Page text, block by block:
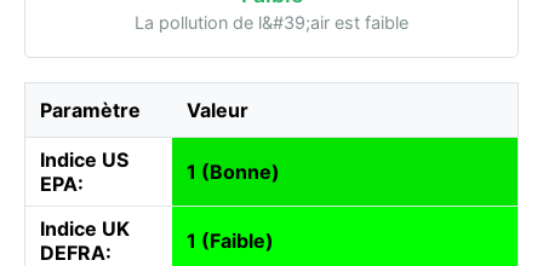
La pollution de l&#39;air est faible
Paramètre Valeur
Indice US
EPA:
1 (Bonne)
Indice UK
DEFRA:
1 (Faible)